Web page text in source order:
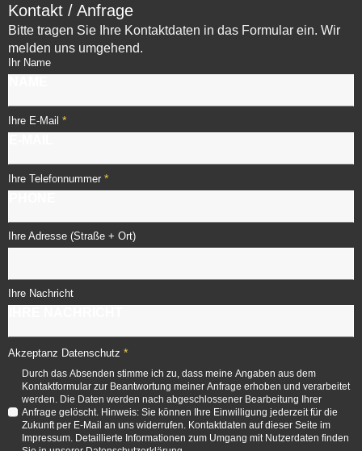
Kontakt / Anfrage
Bitte tragen Sie Ihre Kontaktdaten in das Formular ein. Wir
melden uns umgehend.
Ihr Name
Ihre E-Mail *
Ihre Telefonnummer *
Ihre Adresse (Straße + Ort)
Ihre Nachricht
Akzeptanz Datenschutz *
Durch das Absenden stimme ich zu, dass meine Angaben aus dem
Kontaktformular zur Beantwortung meiner Anfrage erhoben und verarbeitet
werden. Die Daten werden nach abgeschlossener Bearbeitung Ihrer
Anfrage gelöscht. Hinweis: Sie können Ihre Einwilligung jederzeit für die
Zukunft per E-Mail an uns widerrufen. Kontaktdaten auf dieser Seite im
Impressum. Detaillierte Informationen zum Umgang mit Nutzerdaten finden